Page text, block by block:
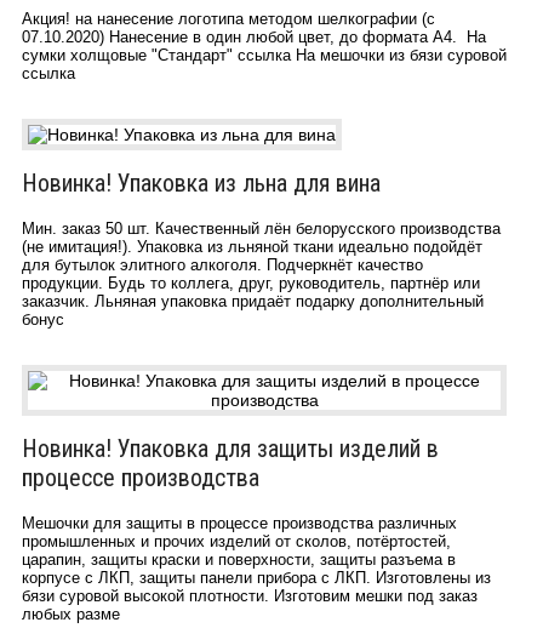
Акция! на нанесение логотипа методом шелкографии (с
07.10.2020) Нанесение в один любой цвет, до формата А4. На
сумки холщовые "Стандарт" ссылка На мешочки из бязи суровой
ссылка
Новинка! Упаковка из льна для вина
Мин. заказ 50 шт. Качественный лён белорусского производства
(не имитация!). Упаковка из льняной ткани идеально подойдёт
для бутылок элитного алкоголя. Подчеркнёт качество
продукции. Будь то коллега, друг, руководитель, партнёр или
заказчик. Льняная упаковка придаёт подарку дополнительный
бонус
Новинка! Упаковка для защиты изделий в
процессе производства
Мешочки для защиты в процессе производства различных
промышленных и прочих изделий от сколов, потёртостей,
царапин, защиты краски и поверхности, защиты разъема в
корпусе с ЛКП, защиты панели прибора с ЛКП. Изготовлены из
бязи суровой высокой плотности. Изготовим мешки под заказ
любых разме